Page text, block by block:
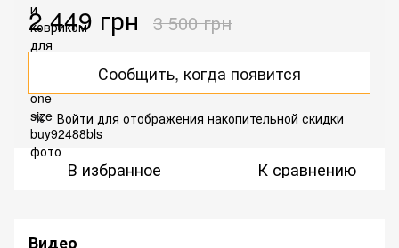
2 449 грн 3 500 грн
Сообщить, когда появится
% Войти для отображения накопительной скидки
В избранное К сравнению
Видео